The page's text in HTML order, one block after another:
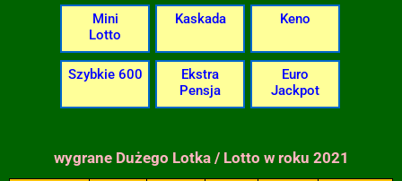
Mini
Lotto
Kaskada Keno
Szybkie 600
Ekstra
Pensja
Euro
Jackpot
wygrane Dużego Lotka / Lotto w roku 2021